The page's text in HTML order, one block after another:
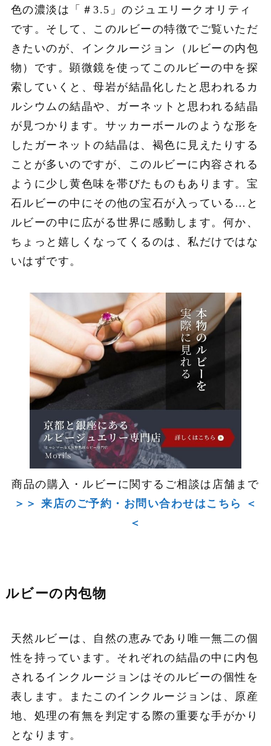
色の濃淡は「＃3.5」のジュエリークオリティ
です。そして、このルビーの特徴でご覧いただ
きたいのが、インクルージョン（ルビーの内包
物）です。顕微鏡を使ってこのルビーの中を探
索していくと、母岩が結晶化したと思われるカ
ルシウムの結晶や、ガーネットと思われる結晶
が見つかります。サッカーボールのような形を
したガーネットの結晶は、褐色に見えたりする
ことが多いのですが、このルビーに内容される
ように少し黄色味を帯びたものもあります。宝
石ルビーの中にその他の宝石が入っている…と
ルビーの中に広がる世界に感動します。何か、
ちょっと嬉しくなってくるのは、私だけではな
いはずです。
商品の購入・ルビーに関するご相談は店舗まで
＞＞ 来店のご予約・お問い合わせはこちら ＜
＜
ルビーの内包物
天然ルビーは、自然の恵みであり唯一無二の個
性を持っています。それぞれの結晶の中に内包
されるインクルージョンはそのルビーの個性を
表します。またこのインクルージョンは、原産
地、処理の有無を判定する際の重要な手がかり
となります。